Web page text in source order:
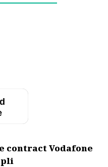
contract Vodafone